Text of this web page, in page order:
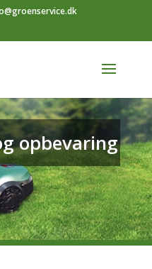
opbevaring